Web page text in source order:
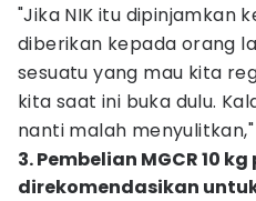
"Jika NIK itu dipinjamkan
diberikan kepada orang
sesuatu yang mau kita
kita saat ini buka dulu.
nanti malah
3. Pembelian MGCR 10
direkomendasikan